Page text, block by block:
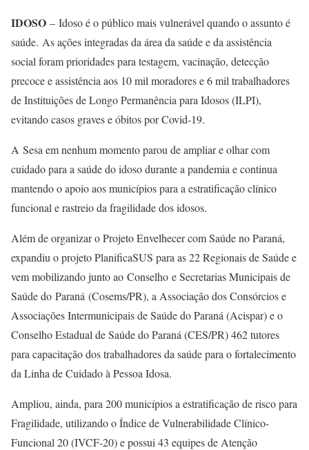
IDOSO – Idoso é o público mais vulnerável quando o assunto é
saúde. As ações integradas da área da saúde e da assistência
social foram prioridades para testagem, vacinação, detecção
precoce e assistência aos 10 mil moradores e 6 mil trabalhadores
de Instituições de Longo Permanência para Idosos (ILPI),
evitando casos graves e óbitos por Covid-19.
A Sesa em nenhum momento parou de ampliar e olhar com
cuidado para a saúde do idoso durante a pandemia e continua
mantendo o apoio aos municípios para a estratificação clínico
funcional e rastreio da fragilidade dos idosos.
Além de organizar o Projeto Envelhecer com Saúde no Paraná,
expandiu o projeto PlanificaSUS para as 22 Regionais de Saúde e
vem mobilizando junto ao Conselho e Secretarias Municipais de
Saúde do Paraná (Cosems/PR), a Associação dos Consórcios e
Associações Intermunicipais de Saúde do Paraná (Acispar) e o
Conselho Estadual de Saúde do Paraná (CES/PR) 462 tutores
para capacitação dos trabalhadores da saúde para o fortalecimento
da Linha de Cuidado à Pessoa Idosa.
Ampliou, ainda, para 200 municípios a estratificação de risco para
Fragilidade, utilizando o Índice de Vulnerabilidade Clínico-
Funcional 20 (IVCF-20) e possui 43 equipes de Atenção